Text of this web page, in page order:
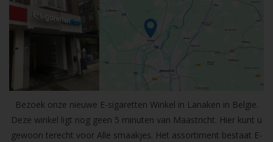
Bezoek onze nieuwe E-sigaretten Winkel in Lanaken in Belgie.
Deze winkel ligt nog geen 5 minuten van Maastricht. Hier kunt u
gewoon terecht voor Alle smaakjes. Het assortiment bestaat E-